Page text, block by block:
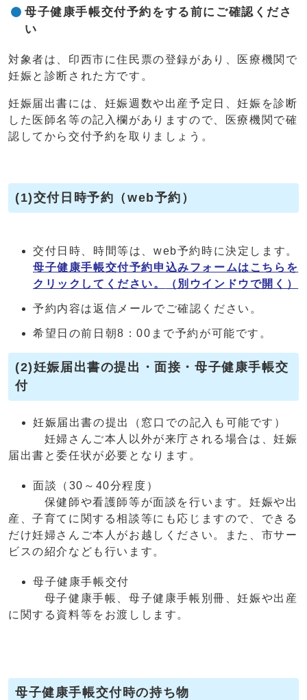
母子健康手帳交付予約をする前にご確認くださ
い
対象者は、印西市に住民票の登録があり、医療機関で
妊娠と診断された方です。
妊娠届出書には、妊娠週数や出産予定日、妊娠を診断
した医師名等の記入欄がありますので、医療機関で確
認してから交付予約を取りましょう。
(1)交付日時予約（web予約）
交付日時、時間等は、web予約時に決定します。
母子健康手帳交付予約申込みフォームはこちらを
クリックしてください。
（別ウインドウで開く）
予約内容は返信メールでご確認ください。
希望日の前日朝8：00まで予約が可能です。
(2)妊娠届出書の提出・面接・母子健康手帳交
付
妊娠届出書の提出（窓口での記入も可能です）
妊婦さんご本人以外が来庁される場合は、妊娠
届出書と委任状が必要となります。
面談（30～40分程度）
保健師や看護師等が面談を行います。妊娠や出
産、子育てに関する相談等にも応じますので、できる
だけ妊婦さんご本人がお越しください。また、市サー
ビスの紹介なども行います。
母子健康手帳交付
母子健康手帳、母子健康手帳別冊、妊娠や出産
に関する資料等をお渡しします。
母子健康手帳交付時の持ち物